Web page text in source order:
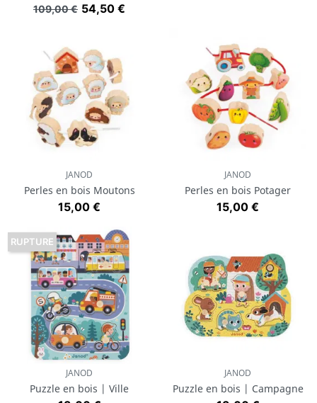
Prix de base
109,00 € Prix
54,50 €
JANOD
Perles en bois Moutons
Prix
15,00 €
JANOD
Perles en bois Potager
Prix
15,00 €
JANOD
Puzzle en bois | Ville
RUPTURE
JANOD
Puzzle en bois | Campagne